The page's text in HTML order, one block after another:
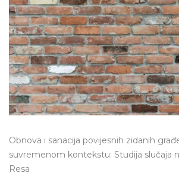
Obnova i sanacija povijesnih zidanih
suvremenom kontekstu: Studija slučaja
Resa